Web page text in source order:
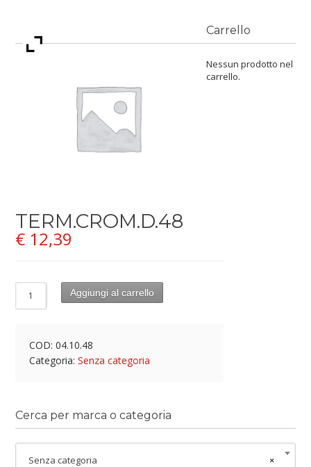
TERM.CROM.D.48
€ 12,39
Aggiungi al carrello
COD:04.10.48
Categoria:Senza categoria
Carrello
Nessun prodotto nel
carrello.
Cerca per marca o categoria
×
Senza categoria